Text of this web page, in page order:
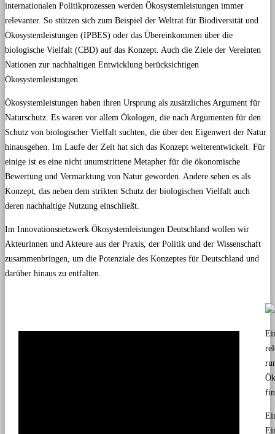
internationalen Politikprozessen werden Ökosystemleistungen immer
relevanter. So stützen sich zum Beispiel der Weltrat für Biodiversität und
Ökosystemleistungen (IPBES) oder das Übereinkommen über die
biologische Vielfalt (CBD) auf das Konzept. Auch die Ziele der Vereinten
Nationen zur nachhaltigen Entwicklung berücksichtigen
Ökosystemleistungen.
Ökosystemleistungen haben ihren Ursprung als zusätzliches Argument für
Naturschutz. Es waren vor allem Ökologen, die nach Argumenten für den
Schutz von biologischer Vielfalt suchten, die über den Eigenwert der Natur
hinausgehen. Im Laufe der Zeit hat sich das Konzept weiterentwickelt. Für
einige ist es eine nicht unumstrittene Metapher für die ökonomische
Bewertung und Vermarktung von Natur geworden. Andere sehen es als
Konzept, das neben dem strikten Schutz der biologischen Vielfalt auch
deren nachhaltige Nutzung einschließt.
Im Innovationsnetzwerk Ökosystemleistungen Deutschland wollen wir
Akteurinnen und Akteure aus der Praxis, der Politik und der Wissenschaft
zusammenbringen, um die Potenziale des Konzeptes für Deutschland und
darüber hinaus zu entfalten.